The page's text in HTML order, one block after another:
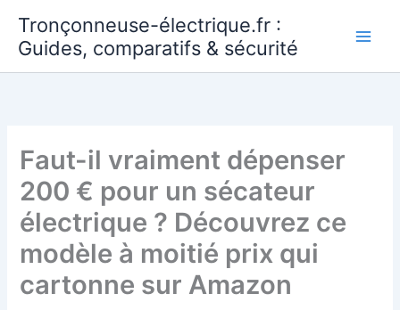
contenu
Tronçonneuse-électrique.fr :
Guides, comparatifs & sécurité
Faut-il vraiment dépenser
200 € pour un sécateur
électrique ? Découvrez ce
modèle à moitié prix qui
cartonne sur Amazon